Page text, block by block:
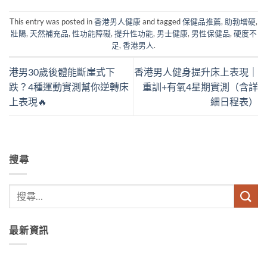
This entry was posted in香港男人健康and tagged保健品推薦, 助勃增硬,
壯陽, 天然補充品, 性功能障礙, 提升性功能, 男士健康, 男性保健品, 硬度不
足, 香港男人.
港男30歲後體能斷崖式下
跌？4種運動實測幫你逆轉床
上表現🔥
香港男人健身提升床上表現｜
重訓+有氧4星期實測（含詳
細日程表）
搜尋
最新資訊